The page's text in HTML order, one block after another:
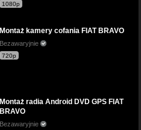
1080p
Montaż kamery cofania FIAT BRAVO
Bezawaryjnie
720p
Montaż radia Android DVD GPS FIAT
BRAVO
Bezawaryjnie